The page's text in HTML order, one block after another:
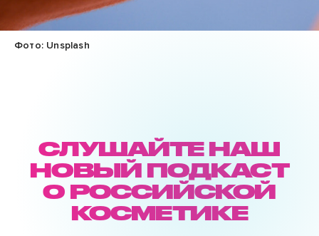
Фото: Unsplash
СЛУШАЙТЕ НАШ
НОВЫЙ ПОДКАСТ
О РОССИЙСКОЙ
КОСМЕТИКЕ